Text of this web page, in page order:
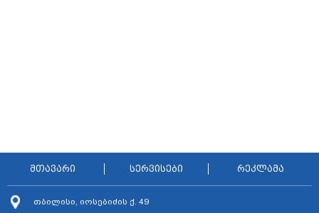
მთავარი სერვისები რეკლამა
თბილისი, იოსებიძის ქ. 49